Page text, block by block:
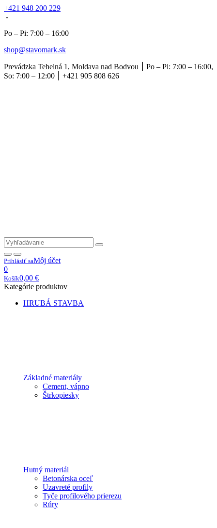
+421 948 200 229
-
Po – Pi: 7:00 – 16:00
shop@stavomark.sk
Prevádzka Tehelná 1, Moldava nad Bodvou ⎮ Po – Pi: 7:00 – 16:00,
So: 7:00 – 12:00 ⎮ +421 905 808 626
Prihlásiť saMôj účet
0
Košík0,00 €
Kategórie produktov
HRUBÁ STAVBA
Základné materiály
Cement, vápno
Štrkopiesky
Hutný materiál
Betonárska oceľ
Uzavreté profily
Tyče profilového prierezu
Rúry